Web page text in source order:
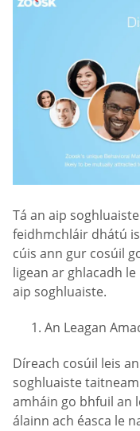
Tá an aip
feidhmchláir dhátú
cúis ann gur cosúil
ligean ar ghlacadh
aip soghluaiste.
An Leagan
Díreach cosúil leis
soghluaiste
amháin go bhfuil an
álainn ach éasca le